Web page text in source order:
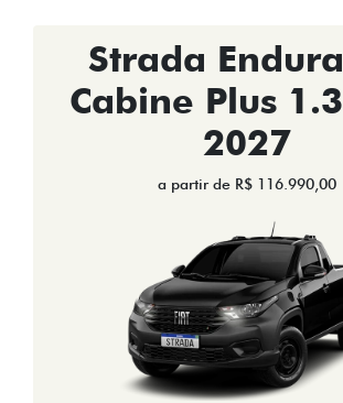
Strada
Cabine Plus
2027
a partir de R$ 116.990,00